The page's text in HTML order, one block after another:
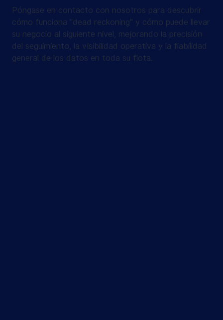
Póngase en contacto con nosotros para descubrir
cómo funciona "dead reckoning" y cómo puede llevar
su negocio al siguiente nivel, mejorando la precisión
del seguimiento, la visibilidad operativa y la fiabilidad
general de los datos en toda su flota.